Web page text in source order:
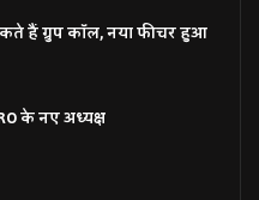
हैं ग्रुप कॉल, नया फीचर हुआ
के नए अध्यक्ष